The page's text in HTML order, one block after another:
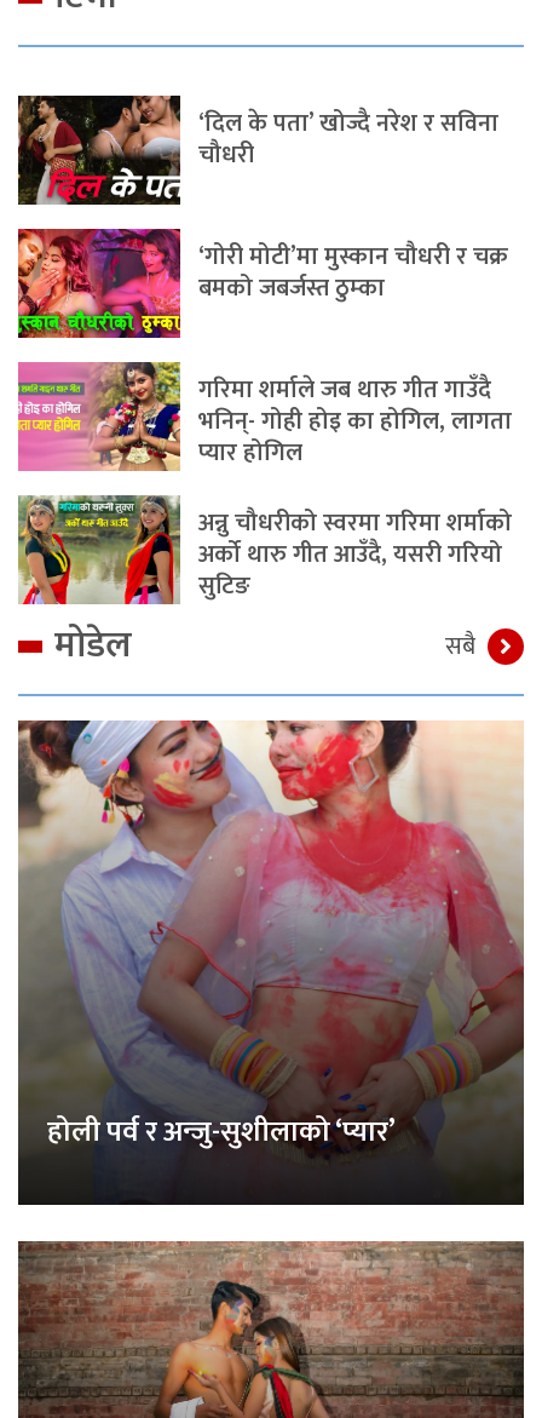
‘दिल के पता’ खोज्दै नरेश र सविना
चौधरी
‘गोरी मोटी’मा मुस्कान चौधरी र चक्र
बमको जबर्जस्त ठुम्का
गरिमा शर्माले जब थारु गीत गाउँदै
भनिन्- गोही होइ का होगिल, लागता
प्यार होगिल
अन्नु चौधरीको स्वरमा गरिमा शर्माको
अर्को थारु गीत आउँदै, यसरी गरियो
सुटिङ
मोडेल सबै
होली पर्व र अन्जु-सुशीलाको ‘प्यार’